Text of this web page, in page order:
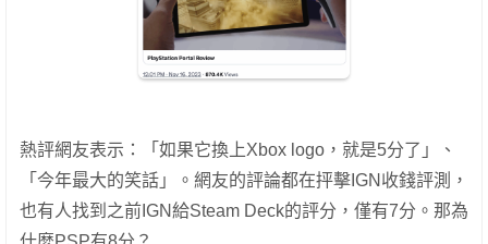
熱評網友表示：「如果它換上Xbox logo，就是5分了」、
「今年最大的笑話」。網友的評論都在抨擊IGN收錢評測，
也有人找到之前IGN給Steam Deck的評分，僅有7分。那為